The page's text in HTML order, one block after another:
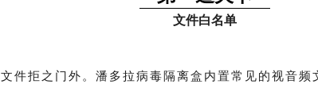
文件白名单
件拒之门外。潘多拉病毒隔离盒内置常见的视音